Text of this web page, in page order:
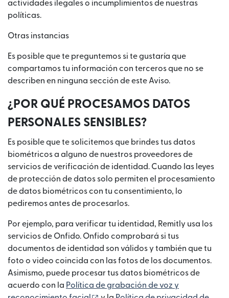
actividades ilegales o incumplimientos de nuestras
políticas.
Otras instancias
Es posible que te preguntemos si te gustaría que
compartamos tu información con terceros que no se
describen en ninguna sección de este Aviso.
¿POR QUÉ PROCESAMOS DATOS
PERSONALES SENSIBLES?
Es posible que te solicitemos que brindes tus datos
biométricos a alguno de nuestros proveedores de
servicios de verificación de identidad. Cuando las leyes
de protección de datos solo permiten el procesamiento
de datos biométricos con tu consentimiento, lo
pediremos antes de procesarlos.
Por ejemplo, para verificar tu identidad, Remitly usa los
servicios de Onfido. Onfido comprobará si tus
documentos de identidad son válidos y también que tu
foto o video coincida con las fotos de los documentos.
Asimismo, puede procesar tus datos biométricos de
acuerdo con la Política de grabación de voz y